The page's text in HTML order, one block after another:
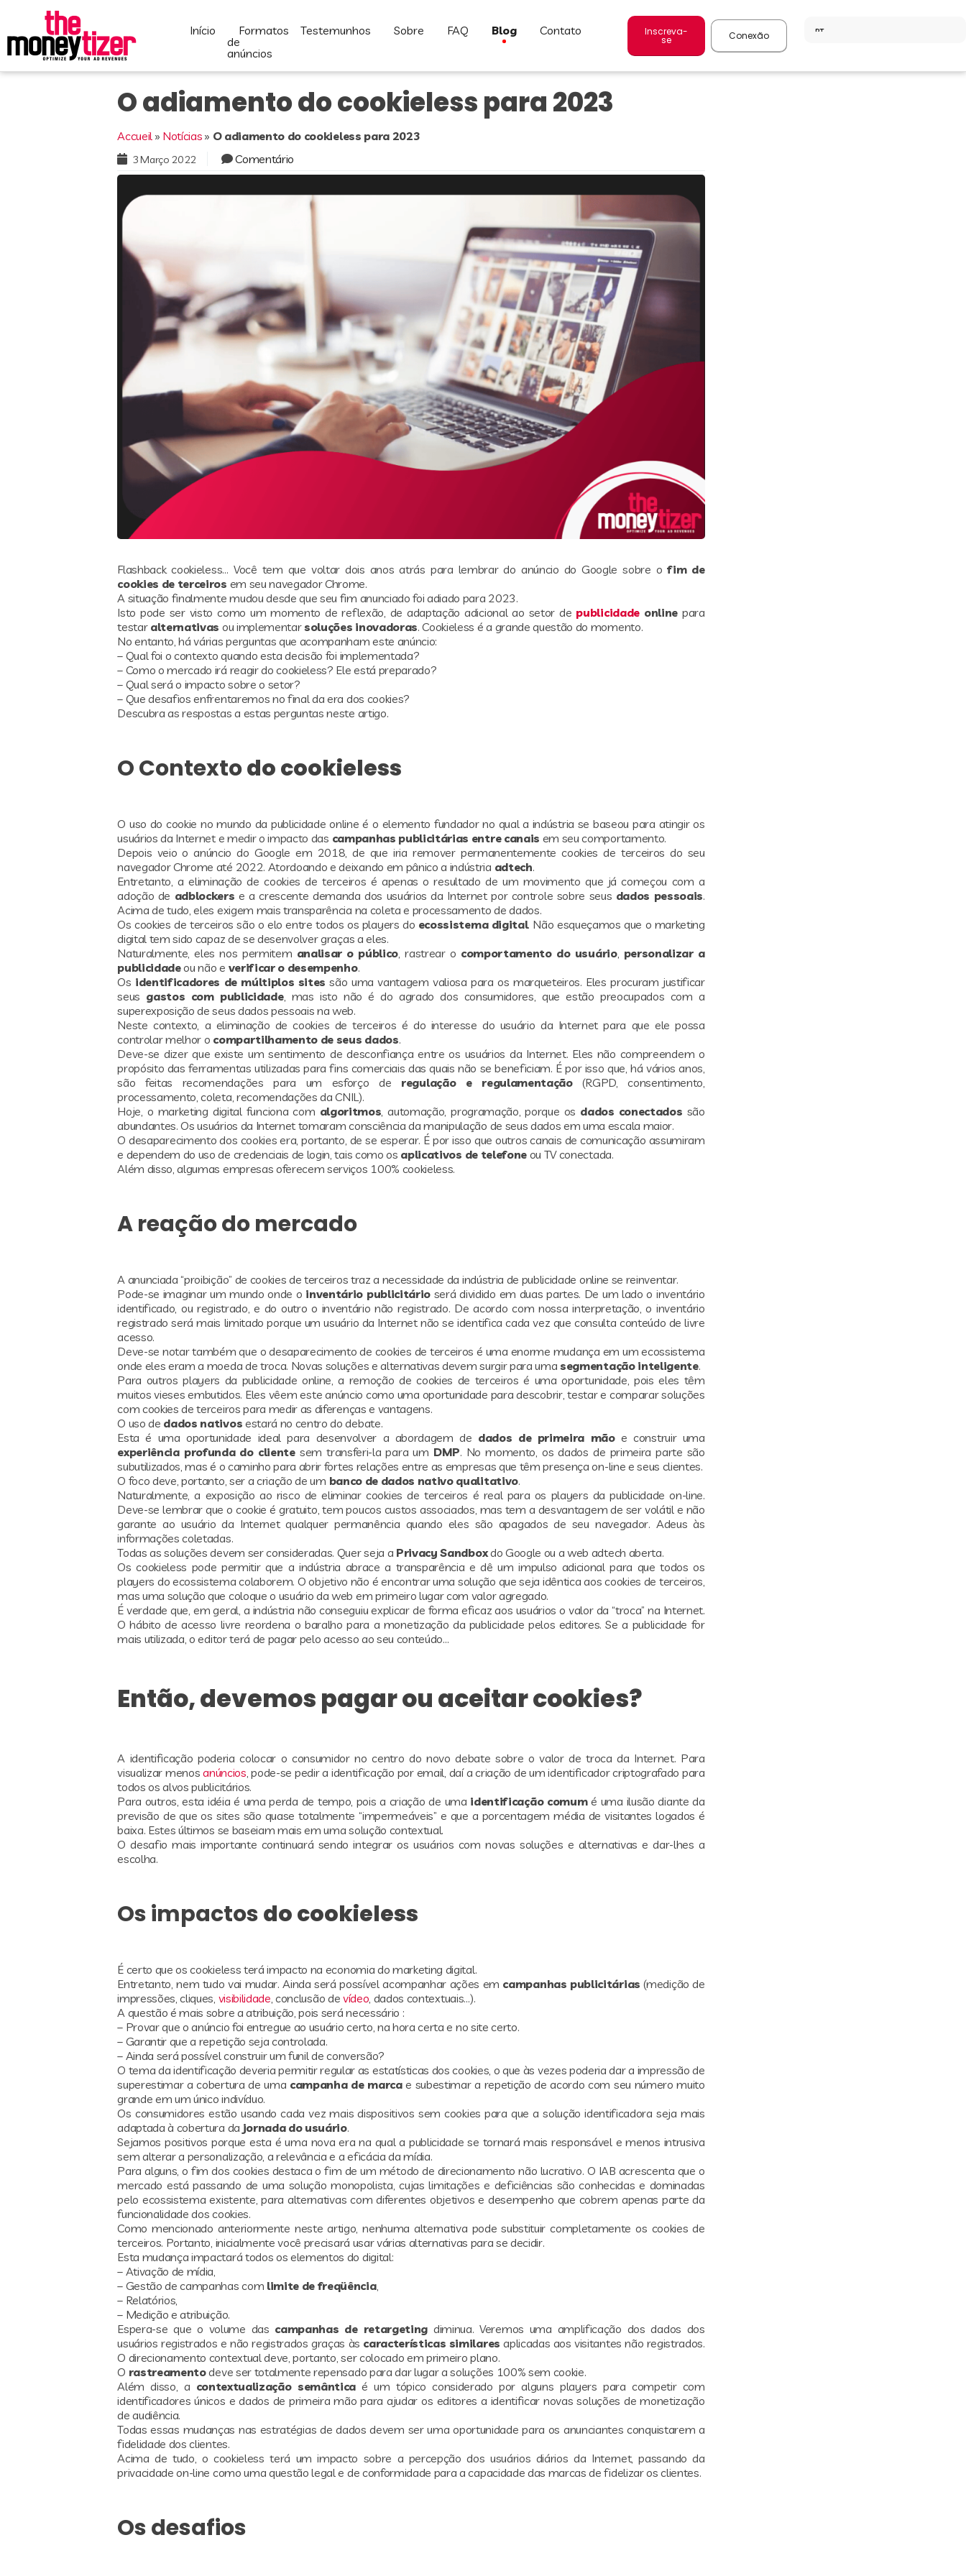
início
formatos
de
anúncios
testemunhos sobre FAQ blog contato Inscreva-
se Conexão
O adiamento do cookieless para 2023
Accueil » Notícias » O adiamento do cookieless para 2023
3 Março 2022 Comentário
Flashback cookieless… Você tem que voltar dois anos atrás para lembrar do anúncio do Google sobre ofim de
cookies de terceiros em seu navegador Chrome.
A situação finalmente mudou desde que seu fim anunciado foi adiado para 2023.
Isto pode ser visto como um momento de reflexão, de adaptação adicional ao setor de publicidadeonline para
testar alternativas ou implementarsoluções inovadoras. Cookieless é a grande questão do momento.
No entanto, há várias perguntas que acompanham este anúncio:
– Qual foi o contexto quando esta decisão foi implementada?
– Como o mercado irá reagir do cookieless? Ele está preparado?
– Qual será o impacto sobre o setor?
– Que desafios enfrentaremos no final da era dos cookies?
Descubra as respostas a estas perguntas neste artigo.
O Contextodo cookieless
O uso do cookie no mundo da publicidade online é o elemento fundador no qual a indústria se baseou para atingir os
usuários da Internet e medir o impacto das campanhas publicitárias entre canais em seu comportamento.
Depois veio o anúncio do Google em 2018, de que iria remover permanentemente cookies de terceiros do seu
navegador Chrome até 2022. Atordoando e deixando em pânico a indústria adtech.
Entretanto, a eliminação de cookies de terceiros é apenas o resultado de um movimento que já começou com a
adoção de adblockers e a crescente demanda dos usuários da Internet por controle sobre seus dados pessoais.
Acima de tudo, eles exigem mais transparência na coleta e processamento de dados.
Os cookies de terceiros são o elo entre todos os players do ecossistema digital. Não esqueçamos que o marketing
digital tem sido capaz de se desenvolver graças a eles.
Naturalmente, eles nos permitem analisar o público , rastrear o comportamento do usuário, personalizar a
publicidadeou não e verificar o desempenho.
Os identificadores de múltiplos sites são uma vantagem valiosa para os marqueteiros. Eles procuram justificar
seus gastos com publicidade, mas isto não é do agrado dos consumidores, que estão preocupados com a
superexposição de seus dados pessoais na web.
Neste contexto, a eliminação de cookies de terceiros é do interesse do usuário da Internet para que ele possa
controlar melhor o compartilhamento de seus dados.
Deve-se dizer que existe um sentimento de desconfiança entre os usuários da Internet. Eles não compreendem o
propósito das ferramentas utilizadas para fins comerciais das quais não se beneficiam. É por isso que, há vários anos,
são feitas recomendações para um esforço de regulação e regulamentação(RGPD, consentimento,
processamento, coleta, recomendações da CNIL).
Hoje, o marketing digital funciona com algoritmos , automação, programação, porque os dados conectados são
abundantes. Os usuários da Internet tomaram consciência da manipulação de seus dados em uma escala maior.
O desaparecimento dos cookies era, portanto, de se esperar. É por isso que outros canais de comunicação assumiram
e dependem do uso de credenciais de login, tais como os aplicativos de telefoneou TV conectada.
Além disso, algumas empresas oferecem serviços 100% cookieless.
A reação do mercado
A anunciada “proibição” de cookies de terceiros traz a necessidade da indústria de publicidade online se reinventar.
Pode-se imaginar um mundo onde o inventário publicitário será dividido em duas partes. De um lado o inventário
identificado, ou registrado, e do outro o inventário não registrado. De acordo com nossa interpretação, o inventário
registrado será mais limitado porque um usuário da Internet não se identifica cada vez que consulta conteúdo de livre
acesso.
Deve-se notar também que o desaparecimento de cookies de terceiros é uma enorme mudança em um ecossistema
onde eles eram a moeda de troca. Novas soluções e alternativas devem surgir para umasegmentação inteligente.
Para outros players da publicidade online, a remoção de cookies de terceiros é uma oportunidade, pois eles têm
muitos vieses embutidos. Eles vêem este anúncio como uma oportunidade para descobrir, testar e comparar soluções
com cookies de terceiros para medir as diferenças e vantagens.
O uso de dados nativos estará no centro do debate.
Esta é uma oportunidade ideal para desenvolver a abordagem de dados de primeira mãoe construir uma
experiência profunda do clientesem transferi-la para um DMP. No momento, os dados de primeira parte são
subutilizados, mas é o caminho para abrir fortes relações entre as empresas que têm presença on-line e seus clientes.
O foco deve, portanto, ser a criação de um banco de dados nativo qualitativo.
Naturalmente, a exposição ao risco de eliminar cookies de terceiros é real para os players da publicidade on-line.
Deve-se lembrar que o cookie é gratuito, tem poucos custos associados, mas tem a desvantagem de ser volátil e não
garante ao usuário da Internet qualquer permanência quando eles são apagados de seu navegador. Adeus às
informações coletadas.
Todas as soluções devem ser consideradas. Quer seja a Privacy Sandboxdo Google ou a web adtech aberta.
Os cookieless pode permitir que a indústria abrace a transparência e dê um impulso adicional para que todos os
players do ecossistema colaborem. O objetivo não é encontrar uma solução que seja idêntica aos cookies de terceiros,
mas uma solução que coloque o usuário da web em primeiro lugar com valor agregado.
É verdade que, em geral, a indústria não conseguiu explicar de forma eficaz aos usuários o valor da “troca” na Internet.
O hábito de acesso livre reordena o baralho para a monetização da publicidade pelos editores. Se a publicidade for
mais utilizada, o editor terá de pagar pelo acesso ao seu conteúdo…
Então, devemos pagar ou aceitar cookies?
A identificação poderia colocar o consumidor no centro do novo debate sobre o valor de troca da Internet. Para
visualizar menosanúncios, pode-se pedir a identificação por email, daí a criação de um identificador criptografado para
todos os alvos publicitários.
Para outros, esta idéia é uma perda de tempo, pois a criação de uma identificação comumé uma ilusão diante da
previsão de que os sites são quase totalmente “impermeáveis” e que a porcentagem média de visitantes logados é
baixa. Estes últimos se baseiam mais em uma solução contextual.
O desafio mais importante continuará sendo integrar os usuários com novas soluções e alternativas e dar-lhes a
escolha.
Os impactosdo cookieless
É certo que os cookieless terá impacto na economia do marketing digital.
Entretanto, nem tudo vai mudar. Ainda será possível acompanhar ações em campanhas publicitárias (medição de
impressões, cliques, visibilidade, conclusão de vídeo, dados contextuais…).
A questão é mais sobre a atribuição, pois será necessário :
– Provar que o anúncio foi entregue ao usuário certo, na hora certa e no site certo.
– Garantir que a repetição seja controlada.
– Ainda será possível construir um funil de conversão?
O tema da identificação deveria permitir regular as estatísticas dos cookies, o que às vezes poderia dar a impressão de
superestimar a cobertura de uma campanha de marcae subestimar a repetição de acordo com seu número muito
grande em um único indivíduo.
Os consumidores estão usando cada vez mais dispositivos sem cookies para que a solução identificadora seja mais
adaptada à cobertura da jornada do usuário.
Sejamos positivos porque esta é uma nova era na qual a publicidade se tornará mais responsável e menos intrusiva
sem alterar a personalização, a relevância e a eficácia da mídia.
Para alguns, o fim dos cookies destaca o fim de um método de direcionamento não lucrativo. O IAB acrescenta que o
mercado está passando de uma solução monopolista, cujas limitações e deficiências são conhecidas e dominadas
pelo ecossistema existente, para alternativas com diferentes objetivos e desempenho que cobrem apenas parte da
funcionalidade dos cookies.
Como mencionado anteriormente neste artigo, nenhuma alternativa pode substituir completamente os cookies de
terceiros. Portanto, inicialmente você precisará usar várias alternativas para se decidir.
Esta mudança impactará todos os elementos do digital:
– Ativação de mídia,
– Gestão de campanhas com limite de freqüência,
– Relatórios,
– Medição e atribuição.
Espera-se que o volume das campanhas de retargeting diminua. Veremos uma amplificação dos dados dos
usuários registrados e não registrados graças às características similares aplicadas aos visitantes não registrados.
O direcionamento contextual deve, portanto, ser colocado em primeiro plano.
O rastreamentodeve ser totalmente repensado para dar lugar a soluções 100% sem cookie.
Além disso, a contextualização semânticaé um tópico considerado por alguns players para competir com
identificadores únicos e dados de primeira mão para ajudar os editores a identificar novas soluções de monetização
de audiência.
Todas essas mudanças nas estratégias de dados devem ser uma oportunidade para os anunciantes conquistarem a
fidelidade dos clientes.
Acima de tudo, o cookieless terá um impacto sobre a percepção dos usuários diários da Internet, passando da
privacidade on-line como uma questão legal e de conformidade para a capacidade das marcas de fidelizar os clientes.
Os desafios